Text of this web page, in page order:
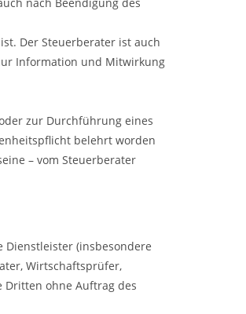
Der Steuerberater ist auch
Information und Mitwirkung
zur Durchführung eines
belehrt worden
– vom Steuerberater
Dienstleister (insbesondere
Wirtschaftsprüfer,
Dritten ohne Auftrag des